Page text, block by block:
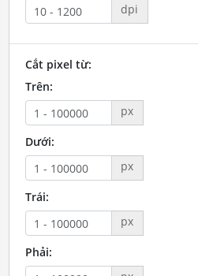
dpi
Cắt pixel từ:
Trên:
px
Dưới:
px
Trái:
px
Phải: